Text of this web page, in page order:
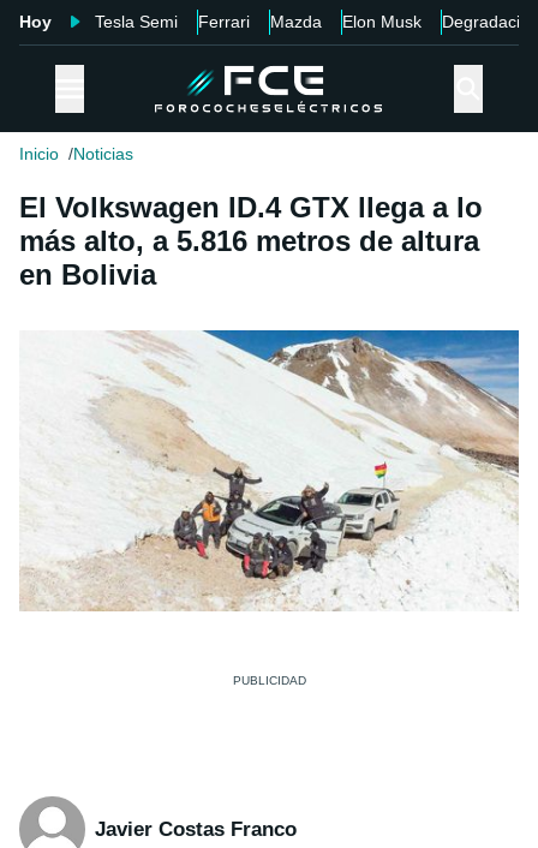
Hoy Tesla Semi Ferrari Mazda Elon Musk Degradación
Inicio Noticias
El Volkswagen ID.4 GTX llega a lo
más alto, a 5.816 metros de altura
en Bolivia
Javier Costas Franco